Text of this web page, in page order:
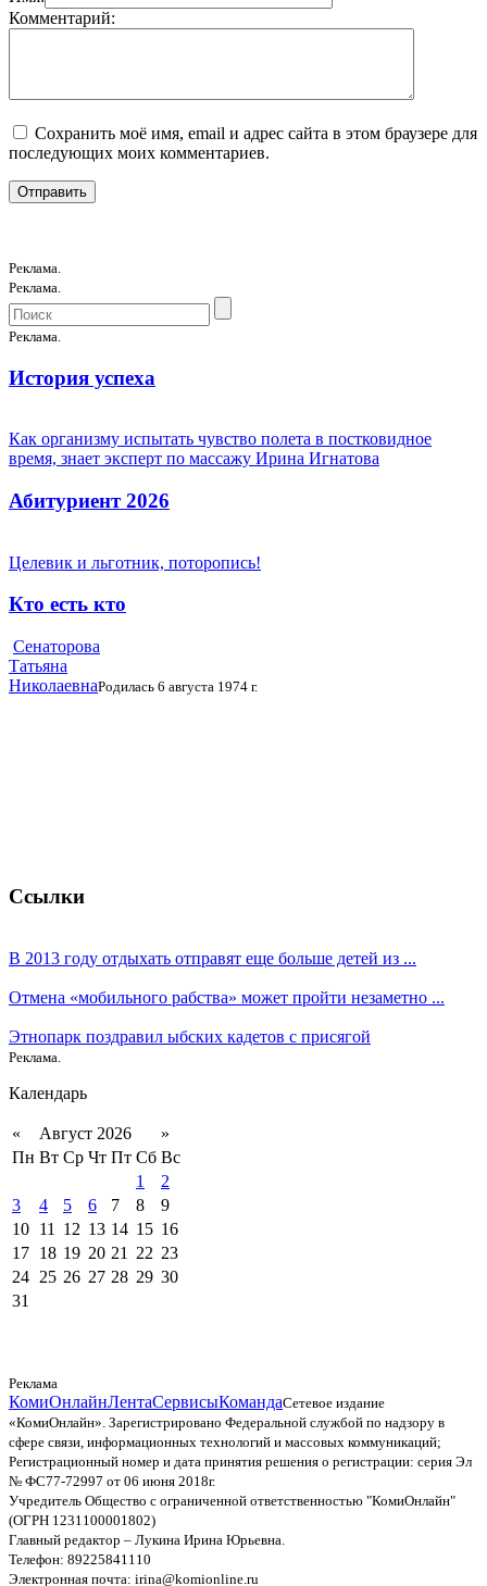
Комментарий:
Сохранить моё имя, email и адрес сайта в этом браузере для
последующих моих комментариев.
Реклама.
Реклама.
Реклама.
История успеха
Как организму испытать чувство полета в постковидное
время, знает эксперт по массажу Ирина Игнатова
Абитуриент 2026
Целевик и льготник, поторопись!
Кто есть кто
Сенаторова
Татьяна
НиколаевнаРодилась 6 августа 1974 г.
Ссылки
В 2013 году отдыхать отправят еще больше детей из ...
Отмена «мобильного рабства» может пройти незаметно ...
Этнопарк поздравил ыбских кадетов с присягой
Реклама.
Календарь
« Август 2026
»
Пн Вт Ср Чт Пт Сб Вс
1
2
3
4 5 6 7 8
9
10 11 12 13 14 15 16
17 18 19 20 21 22 23
24 25 26 27 28 29 30
31
Реклама
КомиОнлайнЛентаСервисыКомандаСетевое издание
«КомиОнлайн». Зарегистрировано Федеральной службой по надзору в
сфере связи, информационных технологий и массовых коммуникаций;
Регистрационный номер и дата принятия решения о регистрации: серия Эл
№ ФС77-72997 от 06 июня 2018г.
Учредитель Общество с ограниченной ответственностью "КомиОнлайн"
(ОГРН 1231100001802)
Главный редактор – Лукина Ирина Юрьевна.
Телефон: 89225841110
Электронная почта: irina@komionline.ru